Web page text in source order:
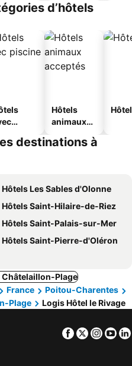
d’hôtels
Hôtels
animaux
destinations à
Hôtels Les Sables d'Olonne
Hôtels Saint-Hilaire-de-Riez
Hôtels Saint-Palais-sur-Mer
Hôtels Saint-Pierre-d'Oléron
Plage
France
Poitou-Charentes
Plage Logis Hôtel le Rivage
Facebook
Twitter